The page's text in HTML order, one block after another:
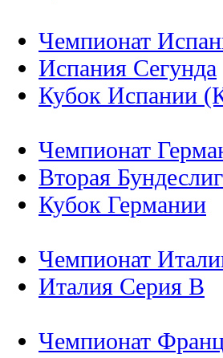
Чемпионат
Испания Сегунда
Кубок Испании
Чемпионат
Вторая
Кубок Германии
Чемпионат
Италия Серия B
Чемпионат